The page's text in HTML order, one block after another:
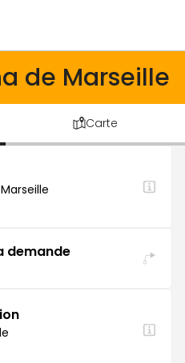
de Marseille
Carte
demande